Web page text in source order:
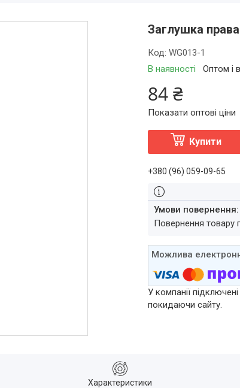
Заглушка
В наявності Оптом і
Код:WG013-1
84 ₴
Показати оптові ціни
Купити
+380 (96) 059-09-65
повернення
У компанії
покидаючи сайту.
Характеристики